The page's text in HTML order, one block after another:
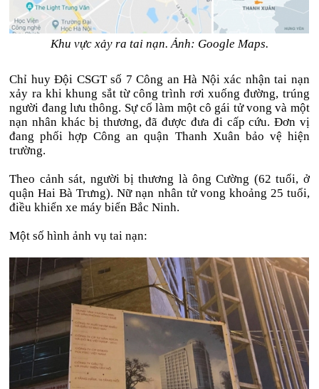
Khu vực xảy ra tai nạn. Ảnh: Google Maps.
Chỉ huy Đội CSGT số 7 Công an Hà Nội xác nhận tai nạn
xảy ra khi khung sắt từ công trình rơi xuống đường, trúng
người đang lưu thông. Sự cố làm một cô gái tử vong và một
nạn nhân khác bị thương, đã được đưa đi cấp cứu. Đơn vị
đang phối hợp Công an quận Thanh Xuân bảo vệ hiện
trường.
Theo cảnh sát, người bị thương là ông Cường (62 tuổi, ở
quận Hai Bà Trưng). Nữ nạn nhân tử vong khoảng 25 tuổi,
điều khiển xe máy biển Bắc Ninh.
Một số hình ảnh vụ tai nạn: